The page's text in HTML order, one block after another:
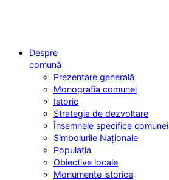
Despre
comună
Prezentare generală
Monografia comunei
Istoric
Strategia de dezvoltare
Însemnele specifice comunei
Simbolurile Naționale
Populația
Obiective locale
Monumente istorice